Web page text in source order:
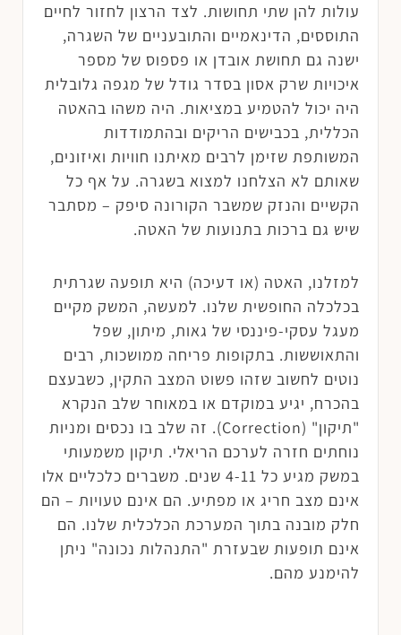
עולות להן שתי תחושות. לצד הרצון לחזור לחיים
התוססים, הדינאמיים והתובעניים של השגרה,
ישנה גם תחושת אובדן או פספוס של מספר
איכויות שרק אסון בסדר גודל של מגפה גלובלית
היה יכול להטמיע במציאות. היה משהו בהאטה
הכללית, בכבישים הריקים ובהתמודדות
המשותפת שזימן לרבים מאיתנו חוויות ואיזונים,
שאותם לא הצלחנו למצוא בשגרה. על אף כל
הקשיים והנזק שמשבר הקורונה סיפק – מסתבר
שיש גם ברכות בתנועות של האטה.
למזלנו, האטה (או דעיכה) היא תופעה שגרתית
בכלכלה החופשית שלנו. למעשה, המשק מקיים
מעגל עסקי-פיננסי של גאות, מיתון, שפל
והתאוששות. בתקופות פריחה ממושכות, רבים
נוטים לחשוב שזהו פשוט המצב התקין, כשבעצם
בהכרח, יגיע במוקדם או במאוחר שלב הנקרא
"תיקון" (Correction). זה שלב בו נכסים ומניות
נוחתים חזרה לערכם הריאלי. תיקון משמעותי
במשק מגיע כל 4-11 שנים. משברים כלכליים אלו
אינם מצב חריג או מפתיע. הם אינם טעויות – הם
חלק מובנה בתוך המערכת הכלכלית שלנו. הם
אינם תופעות שבעזרת "התנהלות נכונה" ניתן
להימנע מהם.